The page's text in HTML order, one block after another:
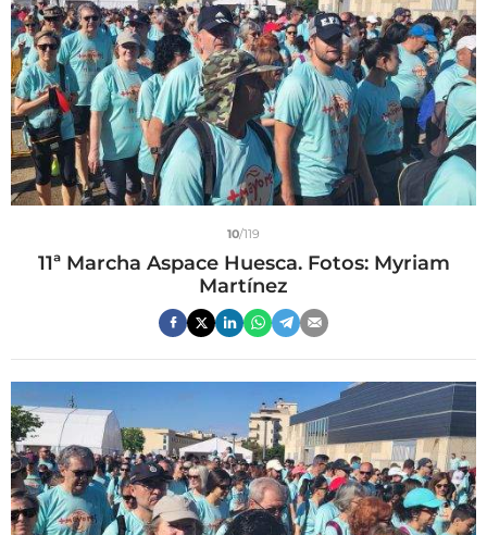
10/119
11ª Marcha Aspace Huesca. Fotos: Myriam
Martínez